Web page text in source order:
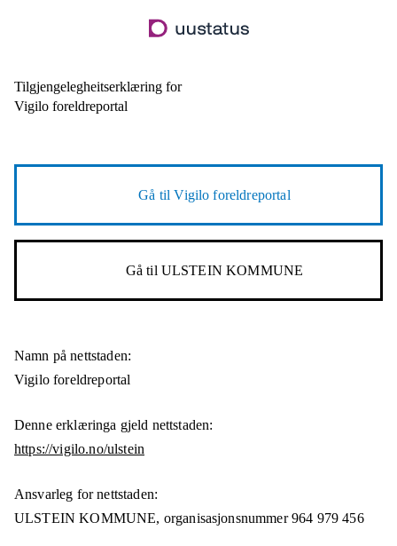
til
Tilgjengelegheitserklæring for
Vigilo foreldreportal
Gå tilVigilo foreldreportal
Gå til ULSTEIN KOMMUNE
Namn på nettstaden:
Vigilo foreldreportal
Denne erklæringa gjeld nettstaden:
https://vigilo.no/ulstein
Ansvarleg for nettstaden:
ULSTEIN KOMMUNE, organisasjonsnummer 964 979 456